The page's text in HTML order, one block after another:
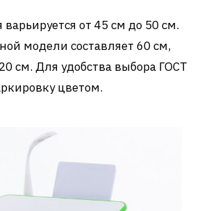
от 45 см до 50 см.
модели составляет 60 см,
см. Для удобства выбора ГОСТ
цветом.